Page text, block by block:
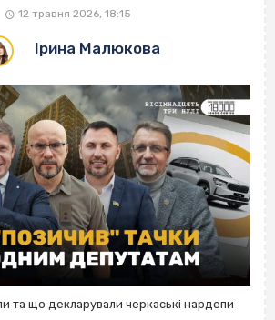
12 травня 2026, 18:15
Ірина Малюкова
та що декларували черкаські нардепи